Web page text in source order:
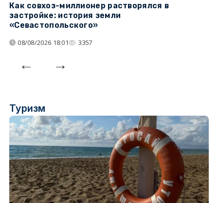
Как совхоз-миллионер растворялся в
застройке: история земли
«Севастопольского»
08/08/2026 18:01 3357
Туризм